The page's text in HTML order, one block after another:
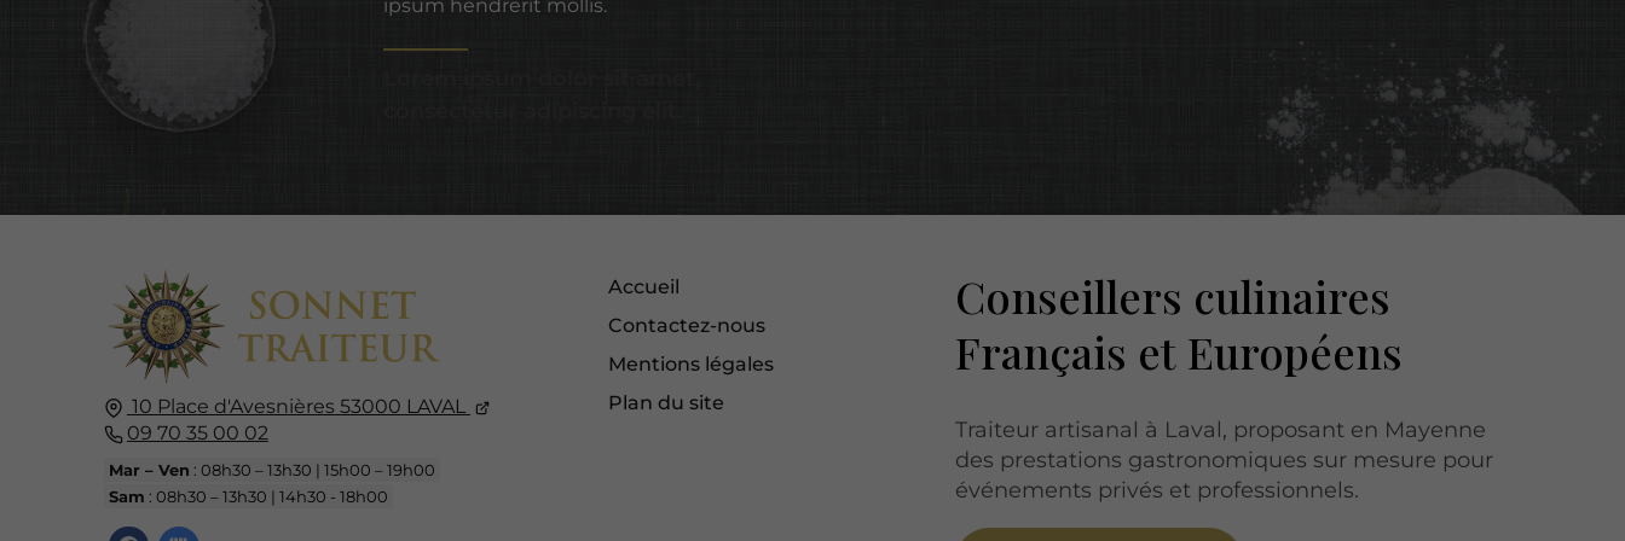
ipsum hendrerit mollis.
10 Place d'Avesnières 53000 LAVAL
09 70 35 00 02
Mar – Ven : 08h30 – 13h30 | 15h00 – 19h00
Sam : 08h30 – 13h30 | 14h30 - 18h00
Accueil
Contactez-nous
Mentions légales
Plan du site
Conseillers culinaires
Français et Européens
Traiteur artisanal à Laval, proposant en Mayenne
des prestations gastronomiques sur mesure pour
événements privés et professionnels.